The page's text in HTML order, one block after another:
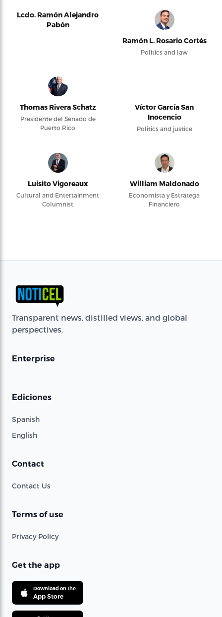
Lcdo. Ramón Alejandro
Pabón
Ramón L. Rosario Cortés
Politics and law
Thomas Rivera Schatz
Presidente del Senado de
Puerto Rico
Víctor García San
Inocencio
Politics and justice
Luisito Vigoreaux
Cultural and Entertainment
Columnist
William Maldonado
Economista y Estratega
Financiero
Transparent news, distilled views, and global
perspectives.
Enterprise
Ediciones
Spanish
English
Contact
Contact Us
Terms of use
Privacy Policy
Get the app
Download on the
App Store